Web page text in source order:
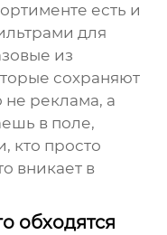
есть и
для
из
сохраняют
не реклама, а
в поле,
кто просто
вникает в
обходятся